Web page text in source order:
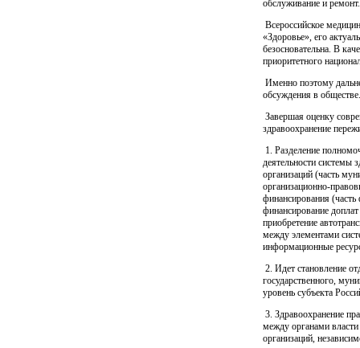
обслуживание и ремонт.
Всероссийское
«Здоровье», его
безосновательна. В
приоритетного
Именно поэтому
обсуждения в обществе.
Завершая оценку
здравоохранение
1. Разделение
деятельности системы
организаций (часть
организационно-
финансирования
финансирование
приобретение
между элементами
информационные
2. Идет становление
государственного,
уровень субъекта
3. Здравоохранение
между органами
организаций,